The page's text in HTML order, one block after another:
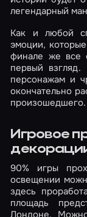
легендарный
Как и любой
эмоции,
финале же все
первый
персонажам и
окончательно
произошедшего.
Игровое
90% игры
освещении
здесь
площадь